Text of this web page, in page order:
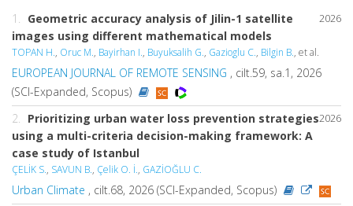
2026
1. Geometric accuracy analysis of Jilin-1 satellite
images using different mathematical models
TOPAN H., Oruc M., Bayirhan I., Buyuksalih G., Gazioglu C., Bilgin B., et al.
EUROPEAN JOURNAL OF REMOTE SENSING , cilt.59, sa.1, 2026
(SCI-Expanded, Scopus)
2026
2. Prioritizing urban water loss prevention strategies
using a multi-criteria decision-making framework: A
case study of Istanbul
ÇELİK S., SAVUN B., Çelik O. İ., GAZİOĞLU C.
Urban Climate , cilt.68, 2026 (SCI-Expanded, Scopus)